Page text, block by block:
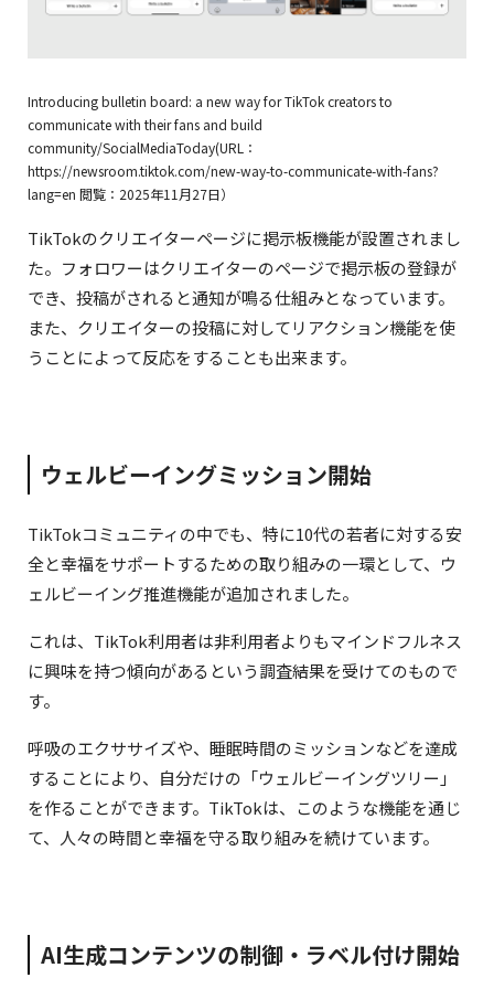
Introducing bulletin board: a new way for TikTok creators to
communicate with their fans and build
community/SocialMediaToday(URL：
https://newsroom.tiktok.com/new-way-to-communicate-with-fans?
lang=en 閲覧：2025年11月27日）
TikTokのクリエイターページに掲示板機能が設置されまし
た。フォロワーはクリエイターのページで掲示板の登録が
でき、投稿がされると通知が鳴る仕組みとなっています。
また、クリエイターの投稿に対してリアクション機能を使
うことによって反応をすることも出来ます。
ウェルビーイングミッション開始
TikTokコミュニティの中でも、特に10代の若者に対する安
全と幸福をサポートするための取り組みの一環として、ウ
ェルビーイング推進機能が追加されました。
これは、TikTok利用者は非利用者よりもマインドフルネス
に興味を持つ傾向があるという調査結果を受けてのもので
す。
呼吸のエクササイズや、睡眠時間のミッションなどを達成
することにより、自分だけの「ウェルビーイングツリー」
を作ることができます。TikTokは、このような機能を通じ
て、人々の時間と幸福を守る取り組みを続けています。
AI生成コンテンツの制御・ラベル付け開始